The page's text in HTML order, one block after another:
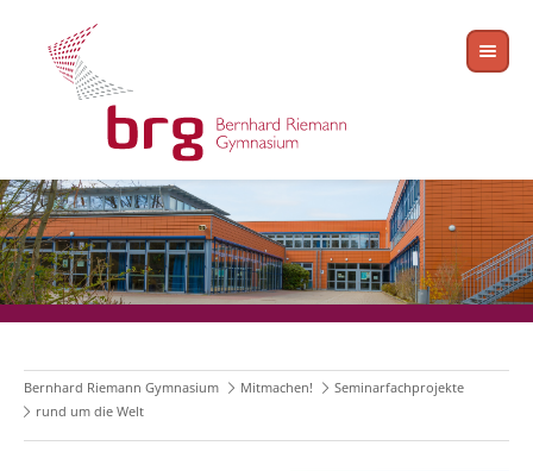
Bernhard Riemann Gymnasium Mitmachen!
Seminarfachprojekte
rund um die Welt